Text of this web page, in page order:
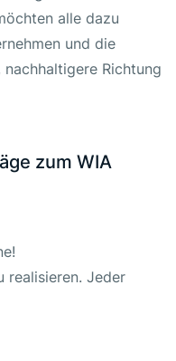
alle dazu
und die
Richtung
zum WIA
realisieren. Jeder